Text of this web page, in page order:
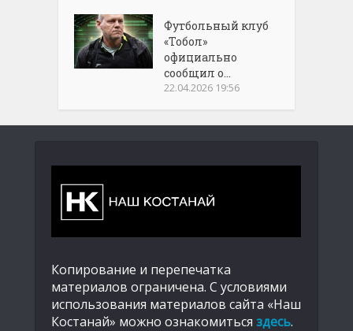
Футбольный клуб
«Тобол»
официально
сообщил о...
22.04.2026 19:56
Копирование и перепечатка
материалов ограничена. С условиями
использования материалов сайта «Наш
Костанай» можно ознакомиться здесь.